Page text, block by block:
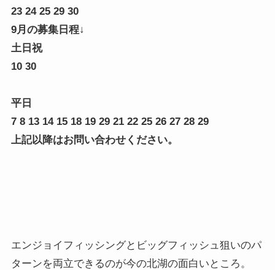
23 24 25 29 30
9月の募集日程↓
土日祝
10 30
平日
7 8 13 14 15 18 19 29 21 22 25 26 27 28 29
上記以降はお問い合わせください。
エンジョイフィッシングとビッグフィッシュ狙いのパ
ターンを両立できるのが今の北湖の面白いところ。